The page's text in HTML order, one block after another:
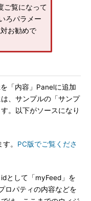
ご覧になって
ろパラメー
お勧めで
「内容」Panelに追加
、サンプルの「サンプ
。以下がソースになり
。 PC版でご覧くださ
として「myFeed」を
ロパティの内容などを